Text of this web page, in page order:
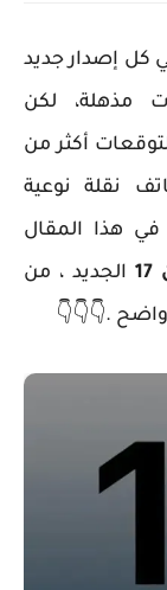
كل إصدار جديد
مذهلة، لكن
أكثر من
نقلة نوعية
هذا المقال
الجديد ، من
.👇👇👇